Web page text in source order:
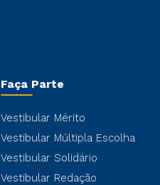
Faça Parte
Vestibular Mérito
Vestibular Múltipla Escolha
Vestibular Solidário
Vestibular Redação